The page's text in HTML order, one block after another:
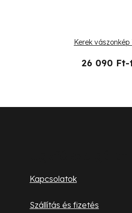
Kerek vászonkép
26 090
Kapcsolatok
Szállítás és fizetés